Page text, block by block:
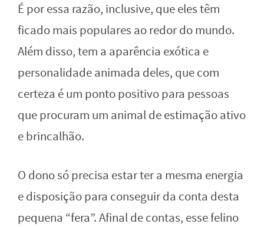
É por essa razão, inclusive, que eles têm
ficado mais populares ao redor do mundo.
Além disso, tem a aparência exótica e
personalidade animada deles, que com
certeza é um ponto positivo para pessoas
que procuram um animal de estimação ativo
e brincalhão.
O dono só precisa estar ter a mesma energia
e disposição para conseguir da conta desta
pequena “fera”. Afinal de contas, esse felino